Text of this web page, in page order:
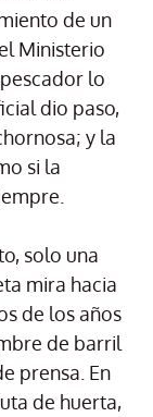
de un
Ministerio
lo
dio paso,
y la
si la
solo una
mira hacia
de los años
de barril
prensa. En
de huerta,